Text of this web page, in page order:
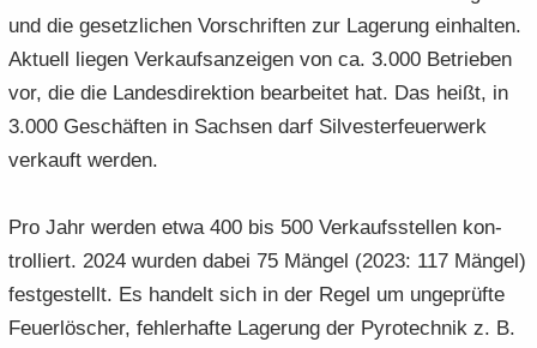
und die ge­setz­li­chen Vor­schrif­ten zur La­ge­rung ein­hal­ten.
Ak­tu­ell lie­gen Ver­kaufs­an­zei­gen von ca. 3.000 Be­trie­ben
vor, die die Lan­des­di­rek­ti­on be­ar­bei­tet hat. Das heißt, in
3.000 Ge­schäf­ten in Sach­sen darf Sil­ves­ter­feu­er­werk
ver­kauft wer­den.
Pro Jahr wer­den etwa 400 bis 500 Ver­kaufs­stel­len kon­
trol­liert. 2024 wur­den dabei 75 Män­gel (2023: 117 Män­gel)
fest­ge­stellt. Es han­delt sich in der Regel um un­ge­prüf­te
Feu­er­lö­scher, feh­ler­haf­te La­ge­rung der Py­ro­tech­nik z. B.